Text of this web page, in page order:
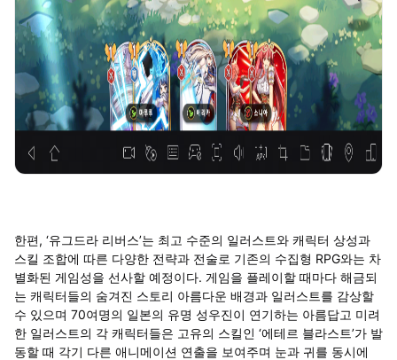
한편, ‘유그드라 리버스’는 최고 수준의 일러스트와 캐릭터 상성과
스킬 조합에 따른 다양한 전략과 전술로 기존의 수집형 RPG와는 차
별화된 게임성을 선사할 예정이다. 게임을 플레이할 때마다 해금되
는 캐릭터들의 숨겨진 스토리 아름다운 배경과 일러스트를 감상할
수 있으며 70여명의 일본의 유명 성우진이 연기하는 아름답고 미려
한 일러스트의 각 캐릭터들은 고유의 스킬인 ‘에테르 블라스트’가 발
동할 때 각기 다른 애니메이션 연출을 보여주며 눈과 귀를 동시에